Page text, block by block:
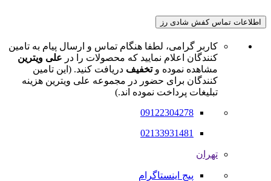
اطلاعات تماس کفش شادی رز
کاربر گرامی، لطفا هنگام تماس و ارسال پیام به تامین
کنندگان اعلام نمایید که محصولات را در علی ویترین
مشاهده نموده وتخفیف دریافت کنید. (این تامین
کنندگان برای حضور در مجموعه علی ویترین هزینه
تبلیغات پرداخت نموده اند.)
09122304278
02133931481
تهران
پیج اینستاگرام